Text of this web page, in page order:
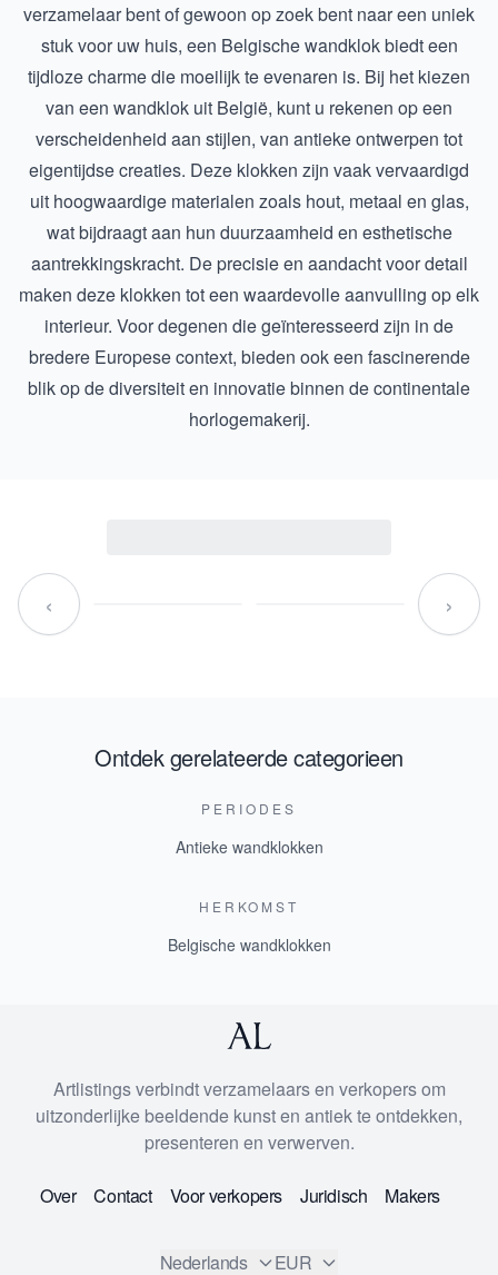
verzamelaar bent of gewoon op zoek bent naar een uniek
stuk voor uw huis, een Belgische wandklok biedt een
tijdloze charme die moeilijk te evenaren is. Bij het kiezen
van een wandklok uit België, kunt u rekenen op een
verscheidenheid aan stijlen, van antieke ontwerpen tot
eigentijdse creaties. Deze klokken zijn vaak vervaardigd
uit hoogwaardige materialen zoals hout, metaal en glas,
wat bijdraagt aan hun duurzaamheid en esthetische
aantrekkingskracht. De precisie en aandacht voor detail
maken deze klokken tot een waardevolle aanvulling op elk
interieur. Voor degenen die geïnteresseerd zijn in de
bredere Europese context, bieden ook een fascinerende
blik op de diversiteit en innovatie binnen de continentale
horlogemakerij.
‹ ›
Ontdek gerelateerde categorieen
PERIODES
Antieke wandklokken
HERKOMST
Belgische wandklokken
Artlistings verbindt verzamelaars en verkopers om
uitzonderlijke beeldende kunst en antiek te ontdekken,
presenteren en verwerven.
Over Contact Voor verkopers Juridisch Makers
Nederlands EUR